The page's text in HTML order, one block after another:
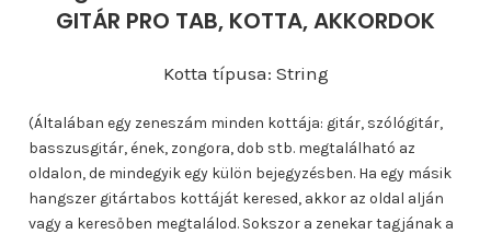
GITÁR PRO TAB, KOTTA, AKKORDOK
Kotta típusa: String
(Általában egy zeneszám minden kottája: gitár, szólógitár,
basszusgitár, ének, zongora, dob stb. megtalálható az
oldalon, de mindegyik egy külön bejegyzésben. Ha egy másik
hangszer gitártabos kottáját keresed, akkor az oldal alján
vagy a keresőben megtalálod. Sokszor a zenekar tagjának a